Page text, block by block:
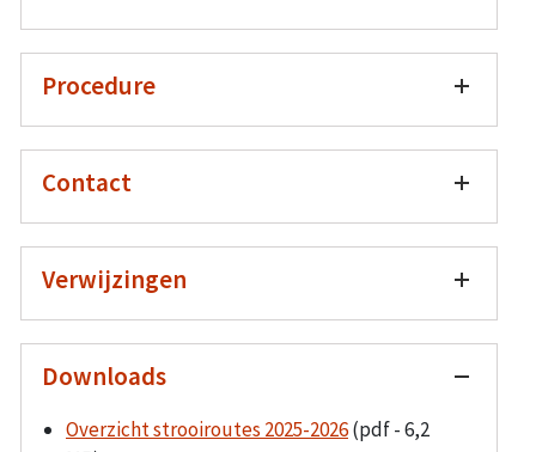
Procedure
Contact
Verwijzingen
Downloads
Overzicht strooiroutes 2025-2026(pdf - 6,2